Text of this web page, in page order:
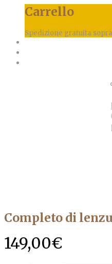
Carrello
Spedizione gratuita
Completo di
149,00€